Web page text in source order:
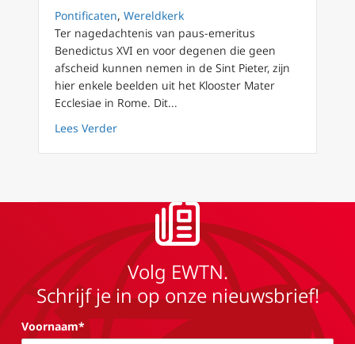
Pontificaten, Wereldkerk
Ter nagedachtenis van paus-emeritus
Benedictus XVI en voor degenen die geen
afscheid kunnen nemen in de Sint Pieter, zijn
hier enkele beelden uit het Klooster Mater
Ecclesiae in Rome. Dit...
Lees Verderabout Eerste beelden van klooster Mater
Volg EWTN.
Schrijf je in op onze nieuwsbrief!
Voornaam*